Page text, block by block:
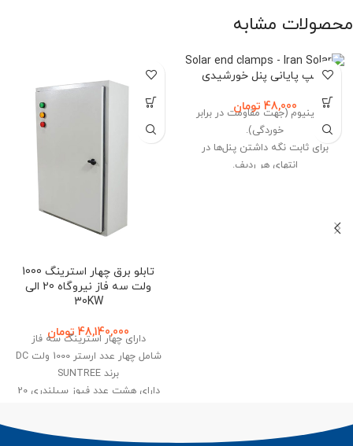
محصولات مشابه
کلمپ پایانی پنل خورشیدی
48,000 تومان
آلومینیوم (جهت مقاومت در برابر
خوردگی).
برای ثابت نگه داشتن پنل‌ها در
انتهای هر ردیف.
تابلو برق چهار استرینگ 1000
ولت سه فاز نیروگاه 20 الی
30KW
48,140,000 تومان
دارای چهار استرینگ سه فاز
شامل چهار عدد ارستر 1000 ولت DC
برند SUNTREE
دارای هشت عدد فیوز سیلندری 20
Yinrong